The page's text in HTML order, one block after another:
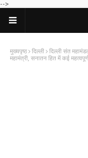
-->
मुख्यपृष्ठ दिल्ली
दिल्ली संत
महामंत्री, सनातन हित में कई